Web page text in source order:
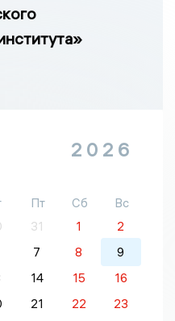
2026
Пт Сб
Вс
31 1
2
7 8
9
14 15
16
21 22
23